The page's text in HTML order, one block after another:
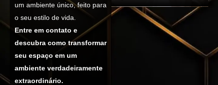
um ambiente único, feito para
o seu estilo de vida.
Entre em contato e
descubra como transformar
seu espaço em um
ambiente verdadeiramente
extraordinário.